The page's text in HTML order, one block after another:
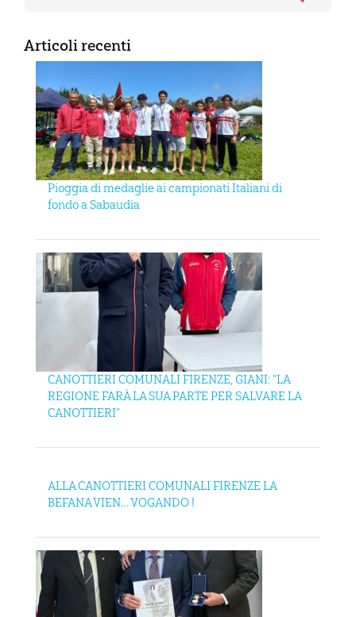
Articoli recenti
Pioggia di medaglie ai campionati Italiani di
fondo a Sabaudia
CANOTTIERI COMUNALI FIRENZE, GIANI: “LA
REGIONE FARÀ LA SUA PARTE PER SALVARE LA
CANOTTIERI”
ALLA CANOTTIERI COMUNALI FIRENZE LA
BEFANA VIEN… VOGANDO !